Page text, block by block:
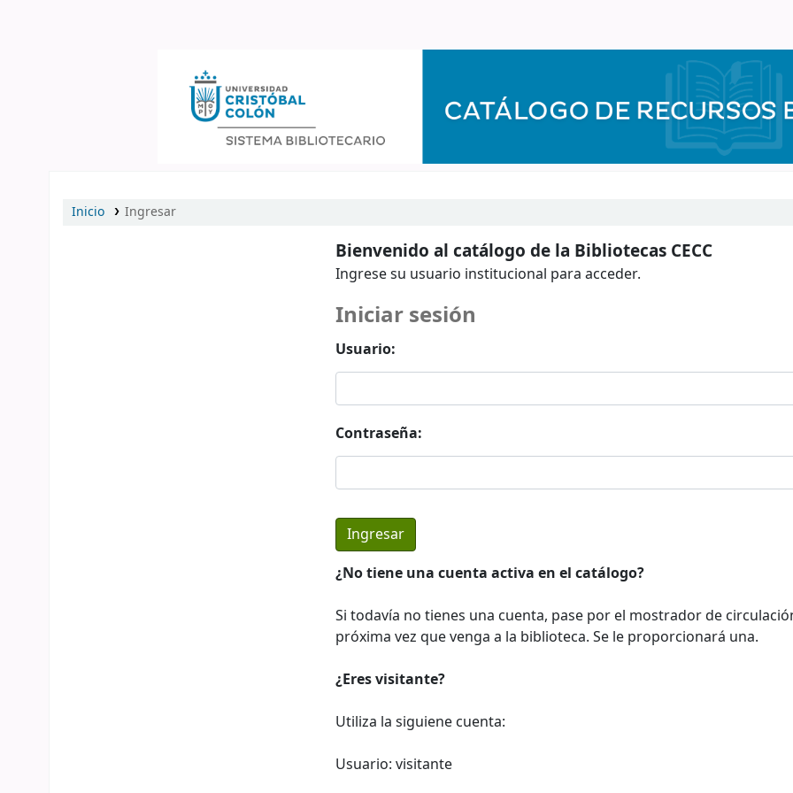
Inicio Ingresar
Bienvenido al catálogo de la Bibliotecas CECC
Ingrese su usuario institucional para acceder.
Iniciar sesión
Usuario:
Contraseña:
¿No tiene una cuenta activa en el catálogo?
Si todavía no tienes una cuenta, pase por el mostrador de
próxima vez que venga a la biblioteca. Se le proporcionará una.
¿Eres visitante?
Utiliza la siguiene cuenta:
Usuario: visitante